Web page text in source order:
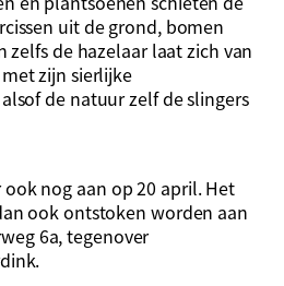
uit de grond, bomen
zelfs de hazelaar laat zich van
zijn sierlijke
de natuur zelf de slingers
ook nog aan op 20 april. Het
ook ontstoken worden aan
6a, tegenover